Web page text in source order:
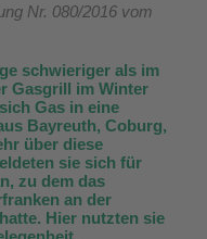
Nr. 080/2016 vom
schwieriger als im
Gasgrill im Winter
Gas in eine
Bayreuth, Coburg,
über diese
sie sich für
zu dem das
an der
Hier nutzten sie